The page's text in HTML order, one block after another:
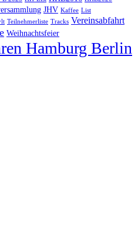
JHV Kaffee List
Teilnehmerliste Tracks Vereinsabfahrt
Weihnachtsfeier
Hamburg Berlin